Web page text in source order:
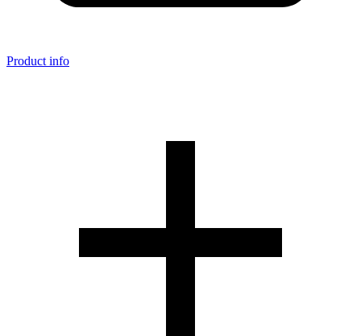
Product info